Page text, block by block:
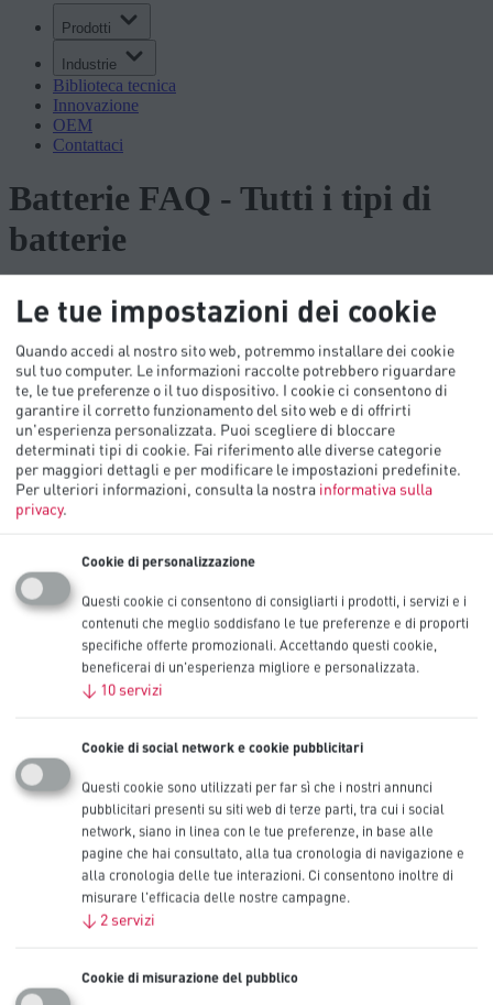
Prodotti
Industrie
Biblioteca tecnica
Innovazione
OEM
Contattaci
Batterie FAQ - Tutti i tipi di
batterie
Istruzioni di conservazione
Istruzioni per l'uso
Composizione chimica delle batterie
Come sono fatte le batterie
Ambiente
Risoluzione dei problemi
Dove acquistare
Istruzioni di conservazione
La temperatura influisce in qualche modo sulle batterie?
Il comparto delle batterie va pulito?
Le batterie vanno conservate in frigo?
Istruzioni per l'uso
Come funziona una batteria?
Come posso ottenere una durata migliore dalle mie batterie?
Ha importanza che tipo di batteria utilizzo nei miei dispositivi?
Devo sostituire tutte le batterie contemporaneamente?
Posso utilizzare le batterie sott'acqua o in condizioni di vuoto?
Le tue impostazioni dei cookie
Quando accedi al nostro sito web, potremmo installare dei cookie
sul tuo computer. Le informazioni raccolte potrebbero riguardare
te, le tue preferenze o il tuo dispositivo. I cookie ci consentono di
garantire il corretto funzionamento del sito web e di offrirti
un'esperienza personalizzata. Puoi scegliere di bloccare
determinati tipi di cookie. Fai riferimento alle diverse categorie
per maggiori dettagli e per modificare le impostazioni predefinite.
Per ulteriori informazioni, consulta la nostra informativa sulla
privacy.
Cookie di personalizzazione
Questi cookie ci consentono di consigliarti i prodotti, i servizi e i
contenuti che meglio soddisfano le tue preferenze e di proporti
specifiche offerte promozionali. Accettando questi cookie,
beneficerai di un'esperienza migliore e personalizzata.
↓ 10 servizi
Cookie di social network e cookie pubblicitari
Questi cookie sono utilizzati per far sì che i nostri annunci
pubblicitari presenti su siti web di terze parti, tra cui i social
network, siano in linea con le tue preferenze, in base alle
pagine che hai consultato, alla tua cronologia di navigazione e
alla cronologia delle tue interazioni. Ci consentono inoltre di
misurare l'efficacia delle nostre campagne.
↓ 2 servizi
Cookie di misurazione del pubblico